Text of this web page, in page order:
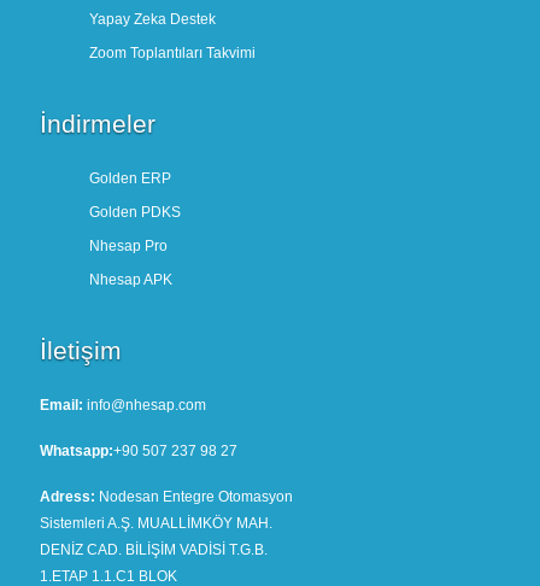
Yapay Zeka Destek
Zoom Toplantıları Takvimi
İndirmeler
Golden ERP
Golden PDKS
Nhesap Pro
Nhesap APK
İletişim
Email: info@nhesap.com
Whatsapp:+90 507 237 98 27
Adress: Nodesan Entegre Otomasyon
Sistemleri A.Ş. MUALLİMKÖY MAH.
DENİZ CAD. BİLİŞİM VADİSİ T.G.B.
1.ETAP 1.1.C1 BLOK